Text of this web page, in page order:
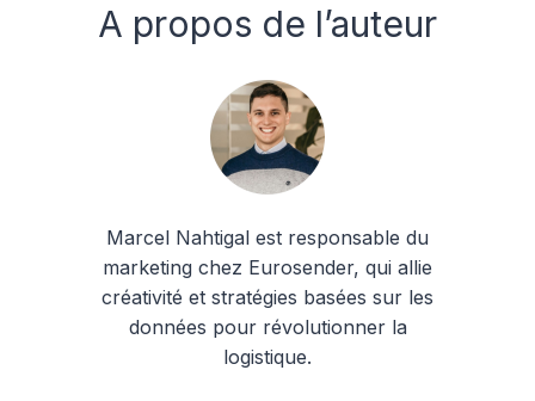
A propos de l’auteur
Marcel Nahtigal est responsable du
marketing chez Eurosender, qui allie
créativité et stratégies basées sur les
données pour révolutionner la
logistique.